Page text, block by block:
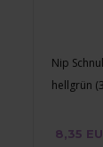
Nip
hellgrün
8,35